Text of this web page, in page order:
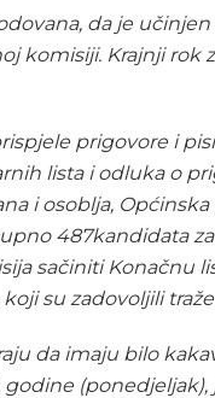
da je
komisiji. Krajnji rok
prigovore i
lista i odluka o
i osoblja,
487kandidata
sačiniti Konačnu
su zadovoljili
da imaju bilo
godine